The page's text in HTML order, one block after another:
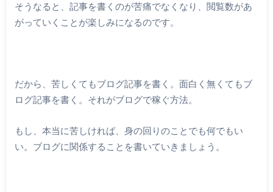
そうなると、記事を書くのが苦痛でなくなり、閲覧数があ
がっていくことが楽しみになるのです。
だから、苦しくてもブログ記事を書く。面白く無くてもブ
ログ記事を書く。それがブログで稼ぐ方法。
もし、本当に苦しければ、身の回りのことでも何でもい
い。ブログに関係することを書いていきましょう。